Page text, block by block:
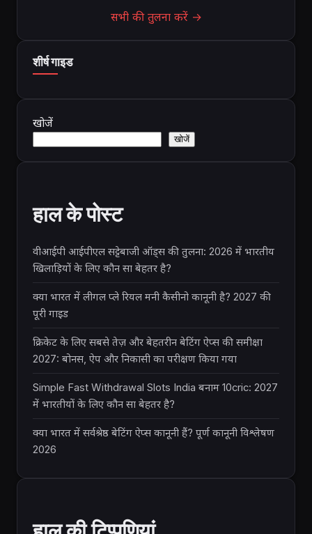
सभी की तुलना करें →
शीर्ष गाइड
खोजें
खोजें
हाल के पोस्ट
वीआईपी आईपीएल सट्टेबाजी ऑड्स की तुलना: 2026 में भारतीय
खिलाड़ियों के लिए कौन सा बेहतर है?
क्या भारत में लीगल प्ले रियल मनी कैसीनो कानूनी है? 2027 की
पूरी गाइड
क्रिकेट के लिए सबसे तेज़ और बेहतरीन बेटिंग ऐप्स की समीक्षा
2027: बोनस, ऐप और निकासी का परीक्षण किया गया
Simple Fast Withdrawal Slots India बनाम 10cric: 2027
में भारतीयों के लिए कौन सा बेहतर है?
क्या भारत में सर्वश्रेष्ठ बेटिंग ऐप्स कानूनी हैं? पूर्ण कानूनी विश्लेषण
2026